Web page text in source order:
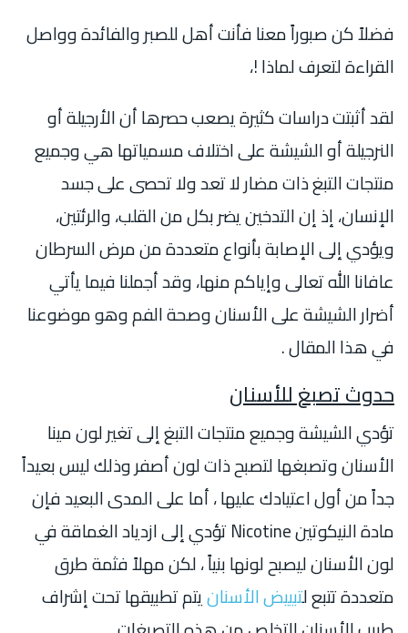
فضلاً كن صبوراً معنا فأنت أهل للصبر والفائدة وواصل
القراءة لتعرف لماذا !،
لقد أثبتت دراسات كثيرة يصعب حصرها أن الأرجيلة أو
النرجيلة أو الشيشة على اختلاف مسمياتها هي وجميع
منتجات التبغ ذات مضار لا تعد ولا تحصى على جسد
الإنسان، إذ إن التدخين يضر بكل من القلب، والرئتين،
ويؤدي إلى الإصابة بأنواع متعددة من مرض السرطان
عافانا الله تعالى وإياكم منها، وقد أجملنا فيما يأتي
أضرار الشيشة على الأسنان وصحة الفم وهو موضوعنا
في هذا المقال .
حدوث تصبغ للأسنان
تؤدي الشيشة وجميع منتجات التبغ إلى تغير لون مينا
الأسنان وتصبغها لتصبح ذات لون أصفر وذلك ليس بعيداً
جداً من أول اعتيادك عليها ، أما على المدى البعيد فإن
مادة النيكوتين Nicotine تؤدي إلى ازدياد الغماقة في
لون الأسنان ليصبح لونها بنياً ، لكن مهلاً فثمة طرق
متعددة تتبع لتبييض الأسنانيتم تطبيقها تحت إشراف